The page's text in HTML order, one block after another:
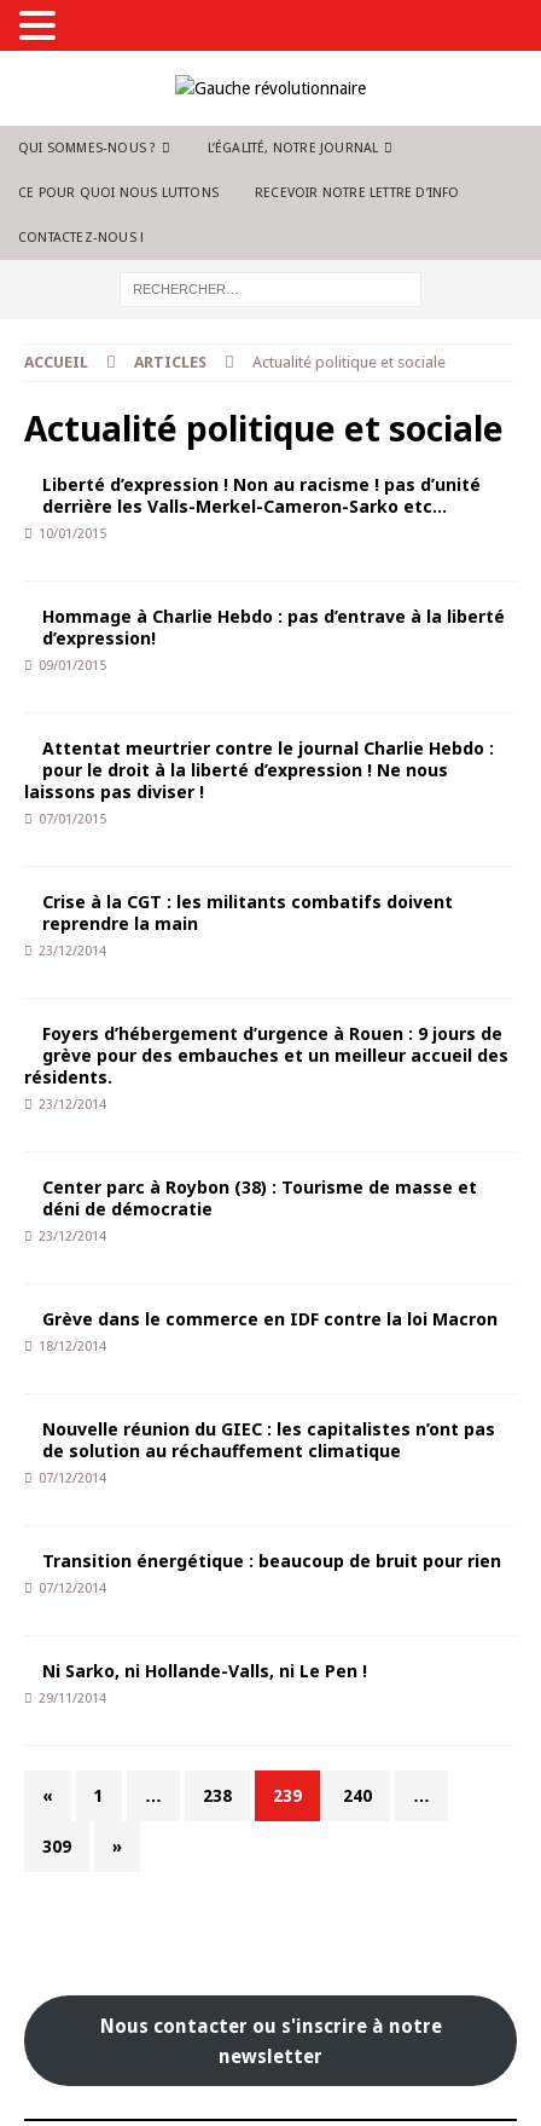
QUI SOMMES-NOUS ? L’ÉGALITÉ, NOTRE JOURNAL
CE POUR QUOI NOUS LUTTONS RECEVOIR NOTRE LETTRE D’INFO
CONTACTEZ-NOUS !
ACCUEIL ARTICLES Actualité politique et sociale
Actualité politique et sociale
Liberté d’expression ! Non au racisme ! pas d’unité
derrière les Valls-Merkel-Cameron-Sarko etc…
10/01/2015
Hommage à Charlie Hebdo : pas d’entrave à la liberté
d’expression!
09/01/2015
Attentat meurtrier contre le journal Charlie Hebdo :
pour le droit à la liberté d’expression ! Ne nous
laissons pas diviser !
07/01/2015
Crise à la CGT : les militants combatifs doivent
reprendre la main
23/12/2014
Foyers d’hébergement d’urgence à Rouen : 9 jours de
grève pour des embauches et un meilleur accueil des
résidents.
23/12/2014
Center parc à Roybon (38) : Tourisme de masse et
déni de démocratie
23/12/2014
Grève dans le commerce en IDF contre la loi Macron
18/12/2014
Nouvelle réunion du GIEC : les capitalistes n’ont pas
de solution au réchauffement climatique
07/12/2014
Transition énergétique : beaucoup de bruit pour rien
07/12/2014
Ni Sarko, ni Hollande-Valls, ni Le Pen !
29/11/2014
« 1 … 238 239 240 …
309 »
Nous contacter ou s'inscrire à notre
newsletter